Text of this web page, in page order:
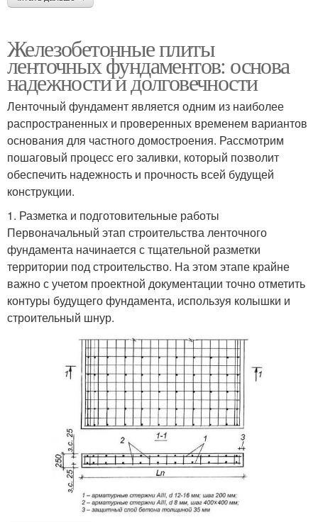
Железобетонные плиты
ленточных фундаментов: основа
надежности и долговечности
Ленточный фундамент является одним из наиболее
распространенных и проверенных временем вариантов
основания для частного домостроения. Рассмотрим
пошаговый процесс его заливки, который позволит
обеспечить надежность и прочность всей будущей
конструкции.
1. Разметка и подготовительные работы
Первоначальный этап строительства ленточного
фундамента начинается с тщательной разметки
территории под строительство. На этом этапе крайне
важно с учетом проектной документации точно отметить
контуры будущего фундамента, используя колышки и
строительный шнур.